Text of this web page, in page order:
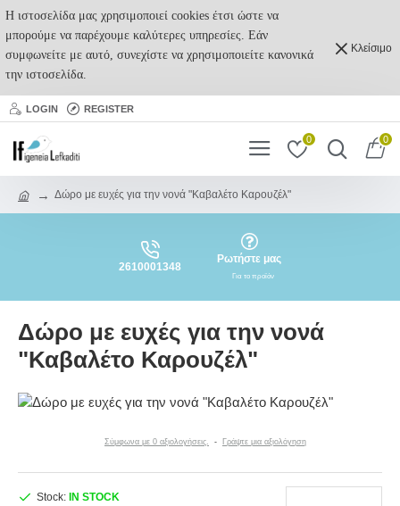
Η ιστοσελίδα μας χρησιμοποιεί cookies έτσι ώστε να
μπορούμε να παρέχουμε καλύτερες υπηρεσίες. Εάν
συμφωνείτε με αυτό, συνεχίστε να χρησιμοποιείτε κανονικά
την ιστοσελίδα.
Κλείσιμο
LOGIN REGISTER
0 0
Δώρο με ευχές για την νονά "Καβαλέτο Καρουζέλ"
2610001348
Ρωτήστε μας
Για το προϊόν
Δώρο με ευχές για την νονά
"Καβαλέτο Καρουζέλ"
Σύμφωνα με 0 αξιολογήσεις. - Γράψτε μια αξιολόγηση
Stock: IN STOCK